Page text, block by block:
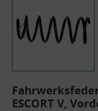
ESCORT V,